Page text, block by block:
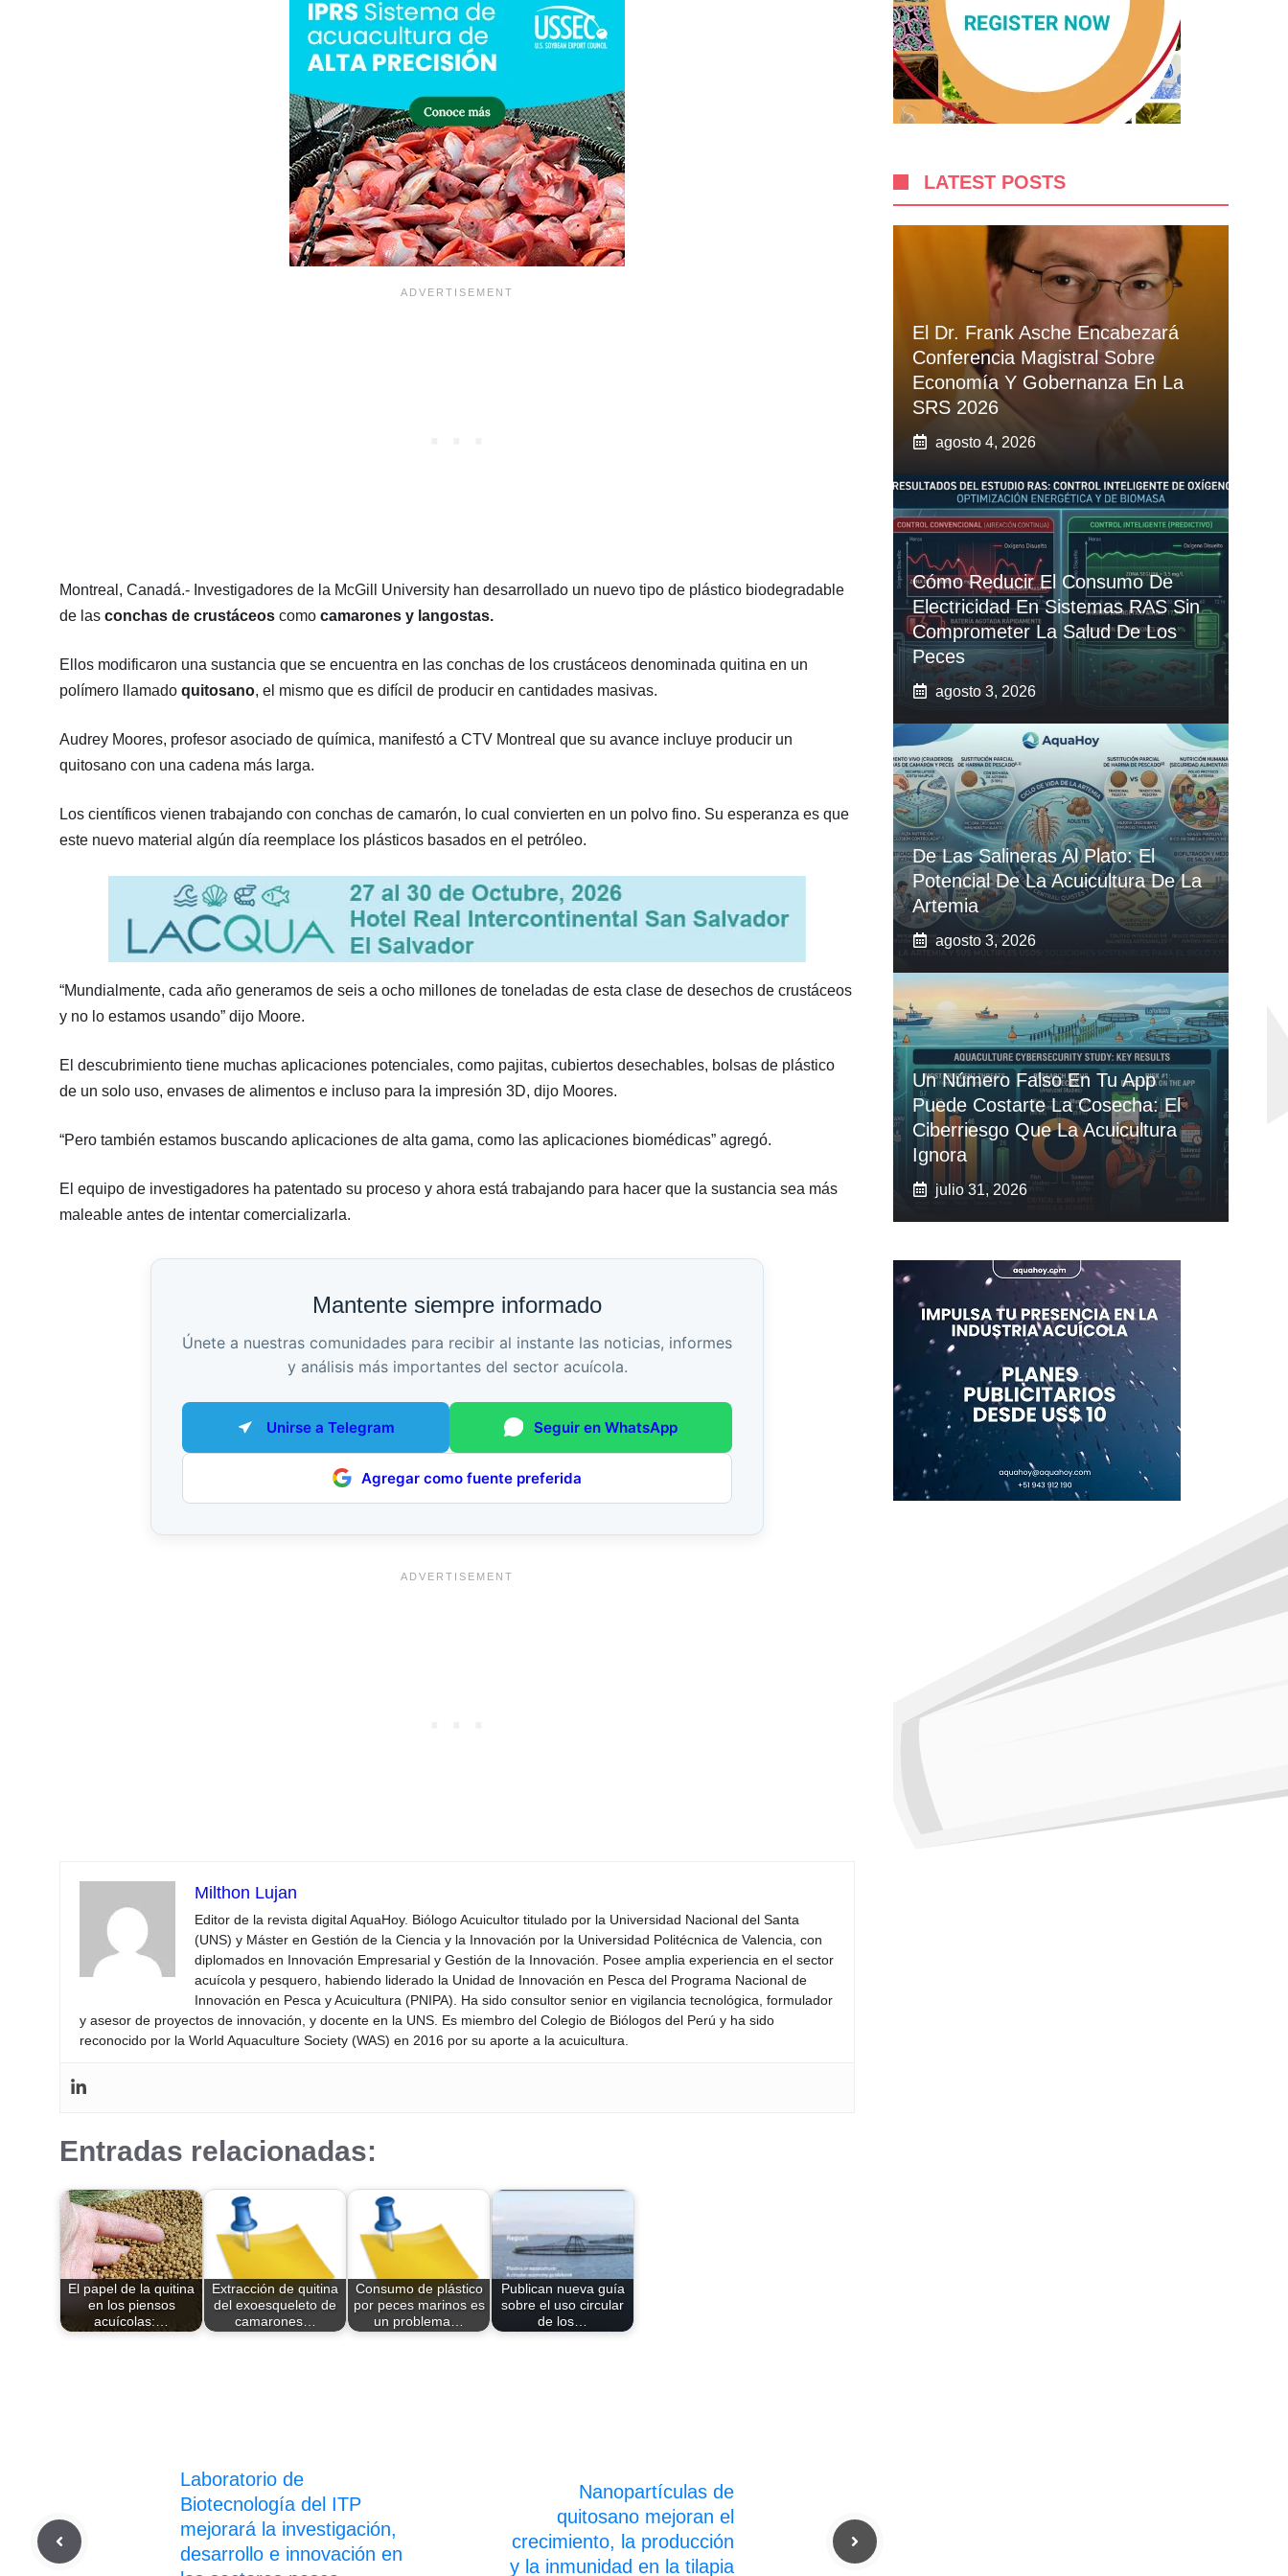
Montreal, Canadá.- Investigadores de la McGill University han desarrollado un nuevo tipo de plástico biodegradable
de las conchas de crustáceos como camarones y langostas.
Ellos modificaron una sustancia que se encuentra en las conchas de los crustáceos denominada quitina en un
polímero llamado quitosano, el mismo que es difícil de producir en cantidades masivas.
Audrey Moores, profesor asociado de química, manifestó a CTV Montreal que su avance incluye producir un
quitosano con una cadena más larga.
Los científicos vienen trabajando con conchas de camarón, lo cual convierten en un polvo fino. Su esperanza es que
este nuevo material algún día reemplace los plásticos basados en el petróleo.
“Mundialmente, cada año generamos de seis a ocho millones de toneladas de esta clase de desechos de crustáceos
y no lo estamos usando” dijo Moore.
El descubrimiento tiene muchas aplicaciones potenciales, como pajitas, cubiertos desechables, bolsas de plástico
de un solo uso, envases de alimentos e incluso para la impresión 3D, dijo Moores.
“Pero también estamos buscando aplicaciones de alta gama, como las aplicaciones biomédicas” agregó.
El equipo de investigadores ha patentado su proceso y ahora está trabajando para hacer que la sustancia sea más
maleable antes de intentar comercializarla.
Mantente siempre informado
Únete a nuestras comunidades para recibir al instante las noticias, informes
y análisis más importantes del sector acuícola.
Unirse a Telegram Seguir en WhatsApp
Agregar como fuente preferida
Milthon Lujan
Editor de la revista digital AquaHoy. Biólogo Acuicultor titulado por la Universidad Nacional del Santa
(UNS) y Máster en Gestión de la Ciencia y la Innovación por la Universidad Politécnica de Valencia, con
diplomados en Innovación Empresarial y Gestión de la Innovación. Posee amplia experiencia en el sector
acuícola y pesquero, habiendo liderado la Unidad de Innovación en Pesca del Programa Nacional de
Innovación en Pesca y Acuicultura (PNIPA). Ha sido consultor senior en vigilancia tecnológica, formulador
y asesor de proyectos de innovación, y docente en la UNS. Es miembro del Colegio de Biólogos del Perú y ha sido
reconocido por la World Aquaculture Society (WAS) en 2016 por su aporte a la acuicultura.
Entradas relacionadas:
El papel de la quitina
en los piensos
acuícolas:…
Extracción de quitina
del exoesqueleto de
camarones…
Consumo de plástico
por peces marinos es
un problema…
Publican nueva guía
sobre el uso circular
de los…
Laboratorio de
Biotecnología del ITP
mejorará la investigación,
desarrollo e innovación en
Nanopartículas de
quitosano mejoran el
crecimiento, la producción
y la inmunidad en la tilapia
LATEST POSTS
El Dr. Frank Asche Encabezará
Conferencia Magistral Sobre
Economía Y Gobernanza En La
SRS 2026
agosto 4, 2026
Cómo Reducir El Consumo De
Electricidad En Sistemas RAS Sin
Comprometer La Salud De Los
Peces
agosto 3, 2026
De Las Salineras Al Plato: El
Potencial De La Acuicultura De La
Artemia
agosto 3, 2026
Un Número Falso En Tu App
Puede Costarte La Cosecha: El
Ciberriesgo Que La Acuicultura
Ignora
julio 31, 2026